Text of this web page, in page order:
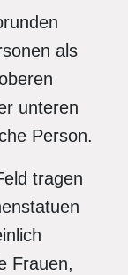
als
unteren
Person.
tragen
Frauen,